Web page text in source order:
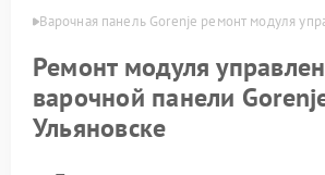
Варочная панель Gorenje ремонт модуля
Ремонт модуля
варочной панели
Ульяновске